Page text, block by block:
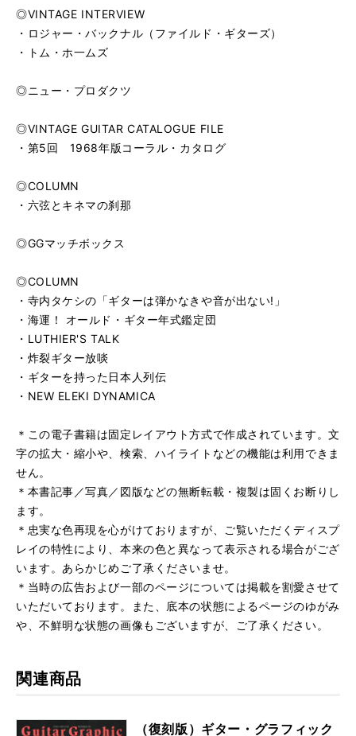
◎VINTAGE INTERVIEW
・ロジャー・バックナル（ファイルド・ギターズ）
・トム・ホ一ムズ
◎ニュー・プロダクツ
◎VINTAGE GUITAR CATALOGUE FILE
・第5回 1968年版コーラル・カタログ
◎COLUMN
・六弦とキネマの刹那
◎GGマッチボックス
◎COLUMN
・寺内タケシの「ギターは弾かなきや音が出ない!」
・海運！ オールド・ギター年式鑑定団
・LUTHIER'S TALK
・炸裂ギター放啖
・ギターを持った日本人列伝
・NEW ELEKI DYNAMICA
＊この電子書籍は固定レイアウト方式で作成されています。文
字の拡大・縮小や、検索、ハイライトなどの機能は利用できま
せん。
＊本書記事／写真／図版などの無断転載・複製は固くお断りし
ます。
＊忠実な色再現を心がけておりますが、ご覧いただくディスプ
レイの特性により、本来の色と異なって表示される場合がござ
います。あらかじめご了承くださいませ。
＊当時の広告および一部のページについては掲載を割愛させて
いただいております。また、底本の状態によるページのゆがみ
や、不鮮明な状態の画像もございますが、ご了承ください。
関連商品
（復刻版）ギター・グラフィック